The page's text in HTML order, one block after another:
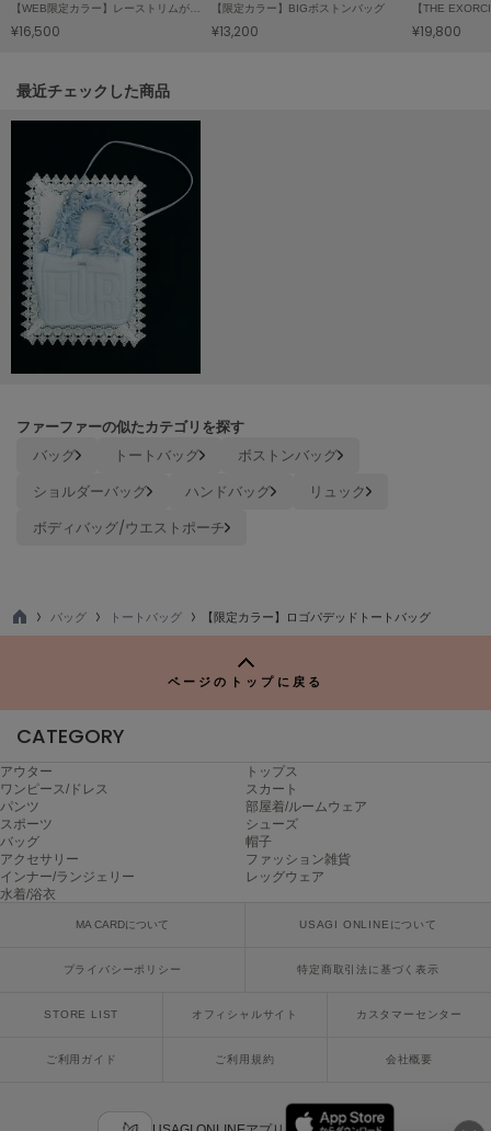
ナイキ
NOWNS
ナウンス
On
オン
Onitsuka Tiger
オニツカ タイガー
ORR
PATRICK
フィリーチョコレート
プーマ
Reebok
リーボック
SALOMON
セサミストリートマーケット
¥16,500
【限定カラー】BIGボストンバッグ
¥13,200 ¥19,800
関連記事
最近チェックした商品
ファーファーの似たカテゴリを探す
バッグ トートバッグ
ボストンバッグ
ショルダーバッグ
ハンドバッグ
リュック
ボディバッグ/ウエストポーチ
TO
バッグ トートバッグ 【限定カラー】ロゴパデッドトートバッグ
ページのトップに戻る
CATEGORY
アウター
トップス
ワンピース/ドレス
スカート
パンツ
部屋着/ルームウェア
スポーツ
シューズ
バッグ
帽子
アクセサリー
ファッション雑貨
インナー/ランジェリー
レッグウェア
水着/浴衣
MA CARDについて USAGI ONLINEについて
プライバシーポリシー 特定商取引法に基づく表示
STORE LIST オフィシャルサイト カスタマーセンター
ご利用ガイド ご利用規約 会社概要